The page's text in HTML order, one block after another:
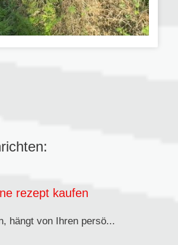
rezept kaufen
hängt von Ihren persö...